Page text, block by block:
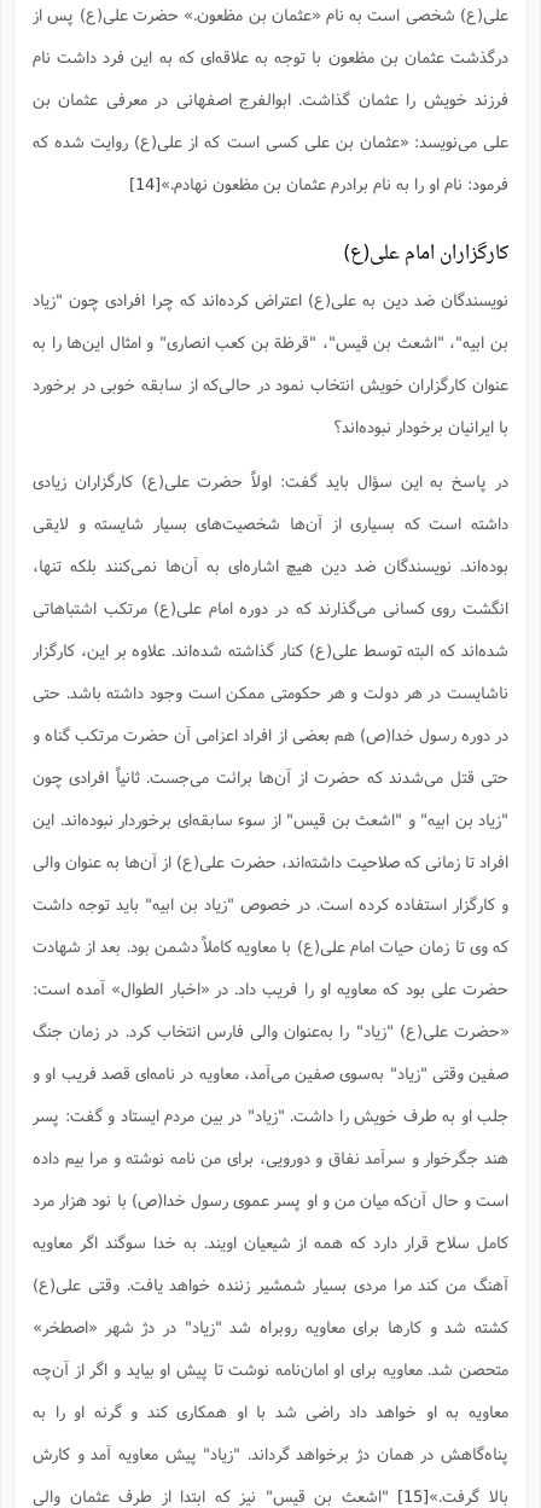
علی(ع) شخصی است به نام «عثمان بن مظعون.» حضرت علی(ع) پس از
درگذشت عثمان بن مظعون با توجه به علاقه‌ای که به این فرد داشت نام
فرزند خویش را عثمان گذاشت. ابوالفرج اصفهانی در معرفی عثمان بن
علی می‌نویسد: «عثمان بن علی کسی است که از علی(ع) روایت شده که
فرمود: نام او را به نام برادرم عثمان بن مظعون نهادم.»[14]
کارگزاران امام علی(ع)
نویسندگان ضد دین به علی(ع) اعتراض کرده‌اند که چرا افرادی چون "زیاد
بن ابیه"، "اشعث بن قیس"، "قرظة ‌بن کعب انصاری" و امثال این‌ها را به
عنوان کارگزاران خویش انتخاب نمود در حالی‌که از سابقه خوبی در برخورد
با ایرانیان برخودار نبوده‌اند؟
در پاسخ به این سؤال باید گفت: اولاً حضرت علی(ع) کارگزاران زیادی
داشته است که بسیاری از آن‌ها شخصیت‌های بسیار شایسته و لایقی
بوده‌اند. نویسندگان ضد دین هیچ اشاره‌ای به آن‌ها نمی‌کنند بلکه تنها،
انگشت روی کسانی می‌گذارند که در دوره امام علی(ع) مرتکب اشتباهاتی
شده‌اند که البته توسط علی(ع) کنار گذاشته شده‌اند. علاوه بر این، کارگزار
ناشایست در هر دولت و هر حکومتی ممکن است وجود داشته باشد. حتی
در دوره رسول خدا(ص) هم بعضی از افراد اعزامی آن حضرت مرتکب گناه و
حتی قتل می‌شدند که حضرت از آن‌ها برائت می‌جست. ثانیاً افرادی چون
"زیاد بن ابیه" و "اشعث بن قیس" از سوء سابقه‌ای برخوردار نبوده‌اند. این
افراد تا زمانی که صلاحیت داشته‌اند، حضرت علی(ع) از آن‌ها به عنوان والی
و کارگزار استفاده کرده است. در خصوص "زیاد بن ابیه" باید توجه داشت
که وی تا زمان حیات امام علی(ع) با معاویه کاملاً دشمن بود. بعد از شهادت
حضرت علی بود که معاویه او را فریب داد. در «اخبار الطوال» آمده است:
«حضرت علی(ع) "زیاد" را به‌عنوان والی فارس انتخاب کرد. در زمان جنگ
صفین وقتی "زیاد" به‌سوی صفین می‌آمد، معاویه در نامه‌ای قصد فریب او و
جلب او به طرف خویش را داشت. "زیاد" در بین مردم ایستاد و گفت: پسر
هند جگرخوار و سرآمد نفاق و دورویى، براى من نامه نوشته و مرا بیم داده
است و حال آن‌که میان من و او پسر عموى رسول خدا(ص) با نود هزار مرد
کامل سلاح قرار دارد که همه از شیعیان اویند. به خدا سوگند اگر معاویه
آهنگ من کند مرا مردى بسیار شمشیر زننده خواهد یافت. وقتی على‌(ع)
کشته شد و کارها براى معاویه روبراه شد "زیاد" در دژ شهر «اصطخر»
متحصن شد. معاویه براى او امان‌نامه نوشت تا پیش او بیاید و اگر از آن‌چه
معاویه به او خواهد داد راضى شد با او همکارى کند و گرنه او را به
پناه‌گاهش در همان دژ برخواهد گرداند. "زیاد" پیش معاویه آمد و کارش
بالا گرفت.»‌‌[15] "اشعث بن قیس" نیز که ابتدا از طرف عثمان والی